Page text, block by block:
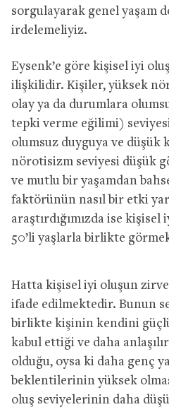
sorgulayarak genel yaşam
irdelemeliyiz.
Eysenk’e göre kişisel iyi
ilişkilidir. Kişiler, yüksek
olay ya da durumlara
tepki verme eğilimi)
olumsuz duyguya ve düşük
nörotisizm seviyesi düşük
ve mutlu bir yaşamdan
faktörünün nasıl bir etki
araştırdığımızda ise
50’li yaşlarla birlikte
Hatta kişisel iyi oluşun zirve
ifade edilmektedir. Bunun
birlikte kişinin kendini
kabul ettiği ve daha
olduğu, oysa ki daha genç
beklentilerinin yüksek
oluş seviyelerinin daha